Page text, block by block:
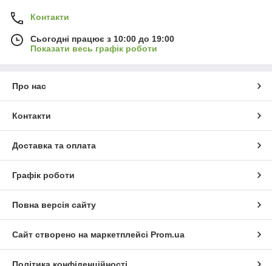
Контакти
Сьогодні працює з 10:00 до 19:00
Показати весь графік роботи
Про нас
Контакти
Доставка та оплата
Графік роботи
Повна версія сайту
Сайт створено на маркетплейсі Prom.ua